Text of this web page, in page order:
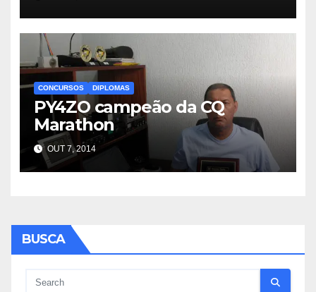
CONCURSOS DIPLOMAS
PY4ZO campeão da CQ
Marathon
OUT 7, 2014
BUSCA